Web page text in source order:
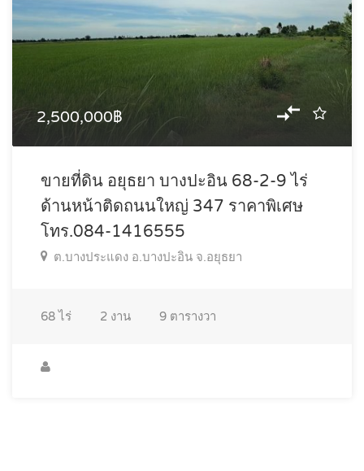
2,500,000฿
ขายที่ดิน อยุธยา บางปะอิน 68-2-9 ไร่
ด้านหน้าติดถนนใหญ่ 347 ราคาพิเศษ
โทร.084-1416555
ต.บางประแดง อ.บางปะอิน จ.อยุธยา
68ไร่ 2 งาน 9 ตารางวา